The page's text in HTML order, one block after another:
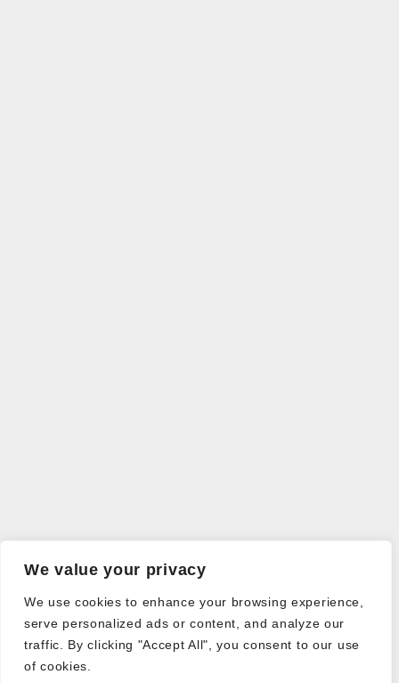
We value your privacy
We use cookies to enhance your browsing experience,
serve personalized ads or content, and analyze our
traffic. By clicking "Accept All", you consent to our use
of cookies.